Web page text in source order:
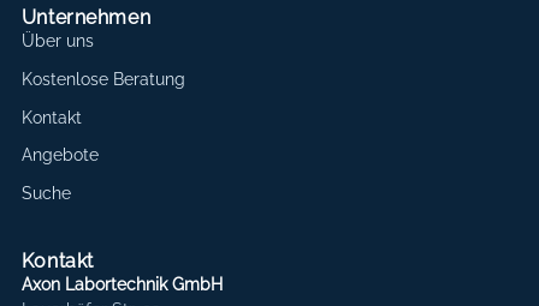
Unternehmen
Über uns
Kostenlose Beratung
Kontakt
Angebote
Suche
Kontakt
Axon Labortechnik GmbH